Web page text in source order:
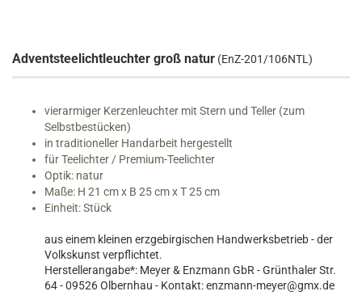
Adventsteelichtleuchter groß natur (EnZ-201/106NTL)
vierarmiger Kerzenleuchter mit Stern und Teller (zum
Selbstbestücken)
in traditioneller Handarbeit hergestellt
für Teelichter / Premium-Teelichter
Optik: natur
Maße: H 21 cm x B 25 cm x T 25 cm
Einheit: Stück
aus einem kleinen erzgebirgischen Handwerksbetrieb - der
Volkskunst verpflichtet.
Herstellerangabe*: Meyer & Enzmann GbR - Grünthaler Str.
64 - 09526 Olbernhau - Kontakt: enzmann-meyer@gmx.de